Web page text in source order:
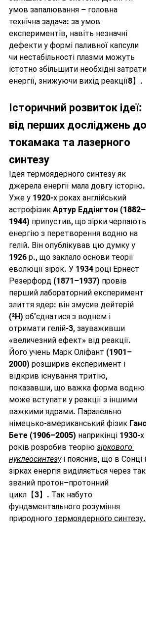
умов запалювання – головна
технічна задача: за умов
експериментів, навіть незначні
дефекти у формі паливної капсули
чи нестабільності плазми можуть
істотно збільшити необхідні затрати
енергії, знижуючи вихід реакції8】.
Історичний розвиток ідеї:
від перших досліджень до
токамака та лазерного
синтезу
Ідея термоядерного синтезу як
джерела енергії мала довгу історію.
Уже у 1920-х роках англійський
астрофізик Артур Еддінгтон (1882–
1944) припустив, що зірки черпають
енергію з перетворення водню на
гелій. Він опублікував цю думку у
1926 р., що заклало основи теорії
еволюції зірок. У 1934 році Ернест
Резерфорд (1871–1937) провів
перший лабораторний експеримент
злиття ядер: він змусив дейтерій
(²H) об’єднатися з воднем і
отримати гелій-3, зауваживши
«величезний ефект» від реакції.
Його учень Марк Оліфант (1901–
2000) розширив експеримент і
відкрив існування тритію,
показавши, що важка форма водню
може вступати у реакції з іншими
важкими ядрами. Паралельно
німецько-американський фізик Ганс
Бете (1906–2005) наприкінці 1930-х
років розробив теорію зіркового
нуклеосинтезу і пояснив, що в Сонці і
зірках енергія виділяється через так
званий протон–протонний
цикл【3】. Так набуто
фундаментального розуміння
природного термоядерного синтезу.